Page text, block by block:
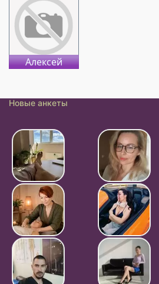
Алексей
Новые анкеты